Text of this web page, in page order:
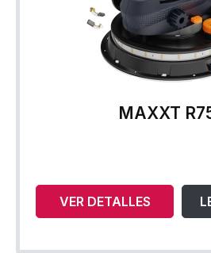
MAXXT
VER DETALLES